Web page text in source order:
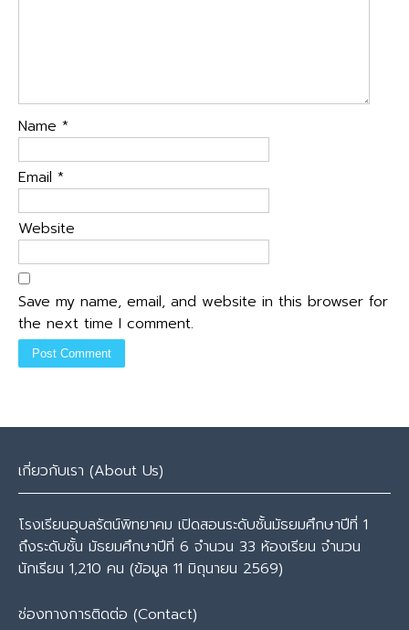
Name *
Email *
Website
Save my name, email, and website in this browser for
the next time I comment.
เกี่ยวกับเรา (About Us)
โรงเรียนอุบลรัตน์พิทยาคม เปิดสอนระดับชั้นมัธยมศึกษาปีที่ 1
ถึงระดับชั้น มัธยมศึกษาปีที่ 6 จำนวน 33 ห้องเรียน จำนวน
นักเรียน 1,210 คน (ข้อมูล 11 มิถุนายน 2569)
ช่องทางการติดต่อ (Contact)